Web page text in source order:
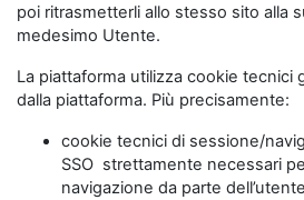
poi ritrasmetterli allo stesso sito alla
medesimo Utente.
La piattaforma utilizza cookie tecnici
dalla piattaforma. Più precisamente:
cookie tecnici di sessione/
SSO strettamente necessari
navigazione da parte